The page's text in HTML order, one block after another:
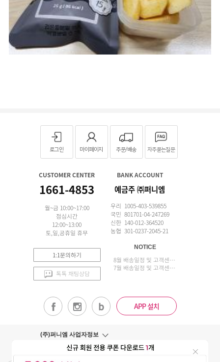
로그인 마이페이지 주문/배송 자주묻는질문
CUSTOMER CENTER
1661-4853
월~금 10:00~17:00
점심시간
12:00~13:00
토,일,공휴일 휴무
1:1문의하기
톡톡 채팅상담
BANK ACCOUNT
예금주 ㈜퍼니엠
우리 1005-403-539855
국민 801701-04-247269
신한 140-012-364520
농협 301-0237-2045-21
NOTICE
8월 배송일정 및 고객센터 업무 안내
7월 배송일정 및 고객센터 업무 안내
APP 설치
(주)퍼니엠 사업자정보